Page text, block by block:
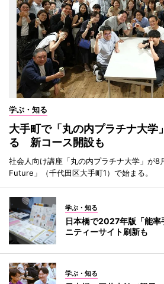
学ぶ・知る
大手町で「丸の内プラチナ大学
る 新コース開設も
社会人向け講座「丸の内プラチナ大学」が8
Future」（千代田区大手町1）で始まる。
学ぶ・知る
日本橋で2027年版「能
ニティーサイト刷新も
学ぶ・知る